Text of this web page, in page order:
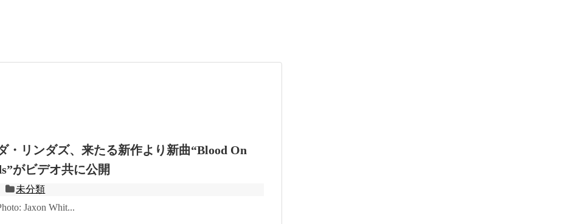
・リンダズ、来たる新作より新曲“Blood On
がビデオ共に公開
未分類
Jaxon Whit...